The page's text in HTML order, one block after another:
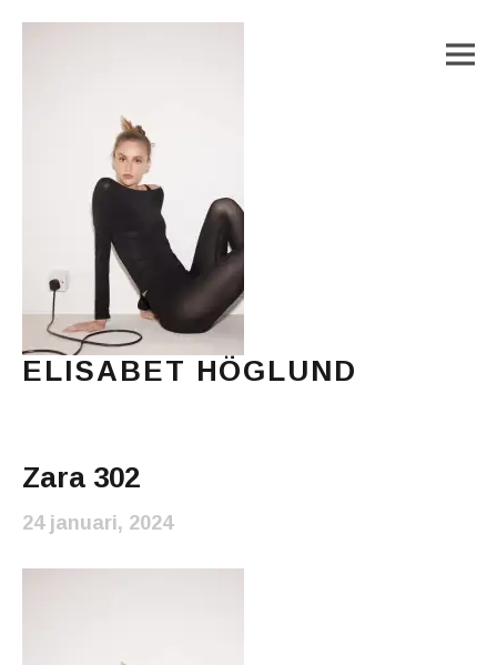
ELISABET HÖGLUND
Zara 302
24 januari, 2024